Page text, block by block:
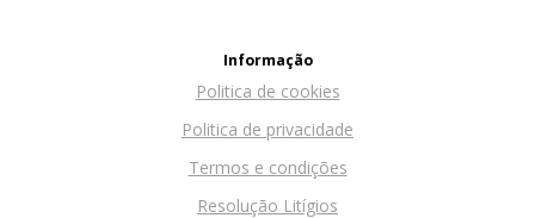
Informação
Politica de cookies
Politica de privacidade
Termos e condições
Resolução Litígios